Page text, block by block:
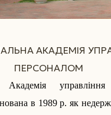
АКАДЕМІЯ
ПЕРСОНАЛОМ
Академія
в 1989 р. як